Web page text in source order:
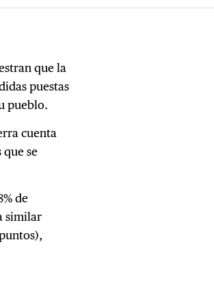
que la
puestas
pueblo.
cuenta
se
de
similar